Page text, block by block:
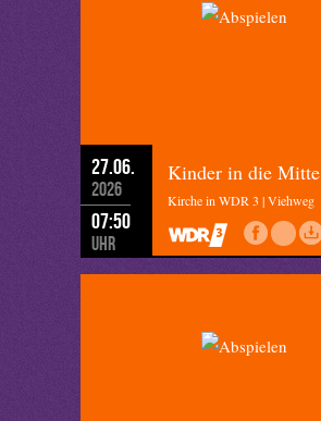
27.06.
2026
07:50
Uhr
Kinder in die Mitte
Kirche in WDR 3 | Viehweg